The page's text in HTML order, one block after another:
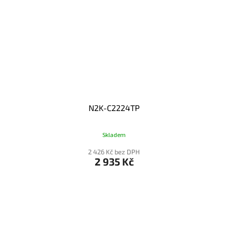
N2K-C2224TP
Skladem
2 426 Kč bez DPH
2 935 Kč